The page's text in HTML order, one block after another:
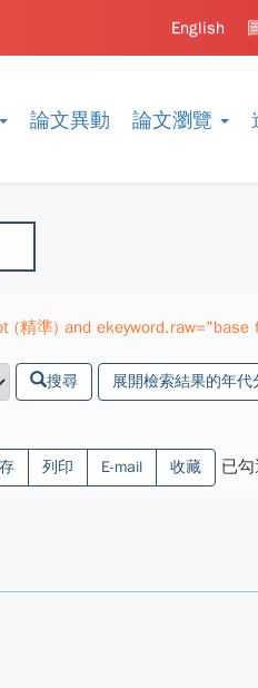
論文異動 論文瀏覽
English
(精準) and ekeyword.raw="base
搜尋 展開檢索結果的年代
列印 E-mail 收藏 已勾